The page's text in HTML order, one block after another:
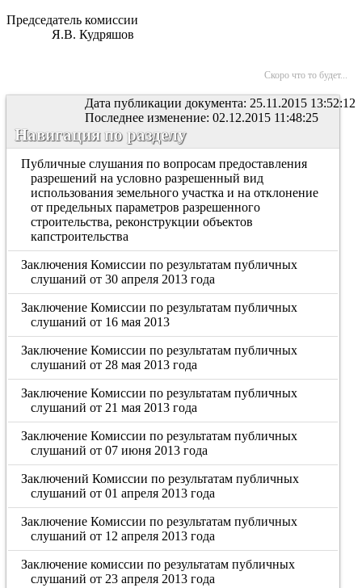
Председатель комиссии
Я.В. Кудряшов
Скоро что то будет...
Дата публикации документа: 25.11.2015 13:52:12
Последнее изменение: 02.12.2015 11:48:25
Навигация по разделу
Публичные слушания по вопросам предоставления
разрешений на условно разрешенный вид
использования земельного участка и на отклонение
от предельных параметров разрешенного
строительства, реконструкции объектов
капстроительства
Заключения Комиссии по результатам публичных
слушаний от 30 апреля 2013 года
Заключение Комиссии по результатам публичных
слушаний от 16 мая 2013
Заключение Комиссии по результатам публичных
слушаний от 28 мая 2013 года
Заключение Комиссии по результатам публичных
слушаний от 21 мая 2013 года
Заключение Комиссии по результатам публичных
слушаний от 07 июня 2013 года
Заключений Комиссии по результатам публичных
слушаний от 01 апреля 2013 года
Заключение Комиссии по результатам публичных
слушаний от 12 апреля 2013 года
Заключение комиссии по результатам публичных
слушаний от 23 апреля 2013 года